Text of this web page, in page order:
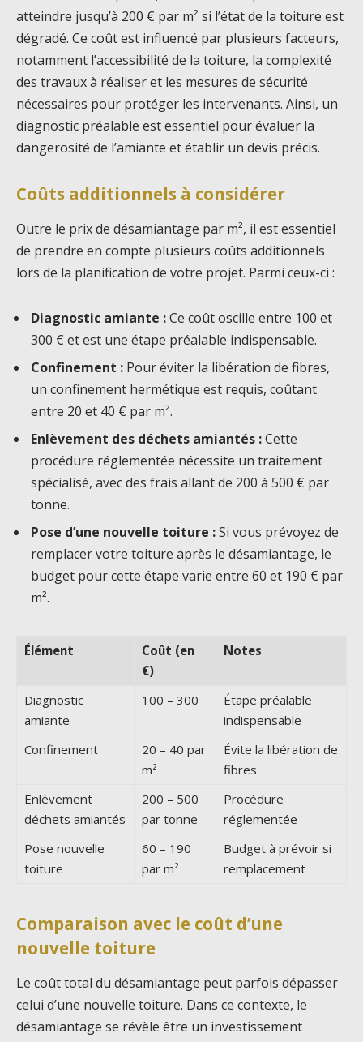
atteindre jusqu’à 200 € par m² si l’état de la toiture est
dégradé. Ce coût est influencé par plusieurs facteurs,
notamment l’accessibilité de la toiture, la complexité
des travaux à réaliser et les mesures de sécurité
nécessaires pour protéger les intervenants. Ainsi, un
diagnostic préalable est essentiel pour évaluer la
dangerosité de l’amiante et établir un devis précis.
Coûts additionnels à considérer
Outre le prix de désamiantage par m², il est essentiel
de prendre en compte plusieurs coûts additionnels
lors de la planification de votre projet. Parmi ceux-ci :
Diagnostic amiante :Ce coût oscille entre 100 et
300 € et est une étape préalable indispensable.
Confinement : Pour éviter la libération de fibres,
un confinement hermétique est requis, coûtant
entre 20 et 40 € par m².
Enlèvement des déchets amiantés :Cette
procédure réglementée nécessite un traitement
spécialisé, avec des frais allant de 200 à 500 € par
tonne.
Pose d’une nouvelle toiture :Si vous prévoyez de
remplacer votre toiture après le désamiantage, le
budget pour cette étape varie entre 60 et 190 € par
m².
Élément
Coût (en
€)
Notes
Diagnostic
amiante
100 – 300
Étape préalable
indispensable
Confinement
20 – 40 par
m²
Évite la libération de
fibres
Enlèvement
déchets amiantés
200 – 500
par tonne
Procédure
réglementée
Pose nouvelle
toiture
60 – 190
par m²
Budget à prévoir si
remplacement
Comparaison avec le coût d’une
nouvelle toiture
Le coût total du désamiantage peut parfois dépasser
celui d’une nouvelle toiture. Dans ce contexte, le
désamiantage se révèle être un investissement